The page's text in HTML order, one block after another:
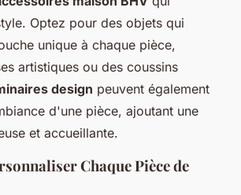
Optez pour des objets qui
unique à chaque pièce,
artistiques ou des coussins
design peuvent également
d'une pièce, ajoutant une
et accueillante.
Chaque Pièce de